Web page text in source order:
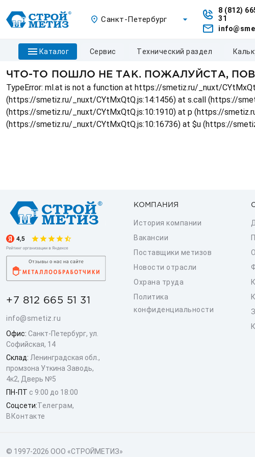
Санкт-Петербург
8 (812)
31
каталог сервис технический раздел
ЧТО-ТО ПОШЛО НЕ ТАК. ПОЖАЛУЙСТА,
TypeError: ml.at is not a function at https://smetiz.ru/_nuxt/
(https://smetiz.ru/_nuxt/CYtMxQtQ.js:14:1456) at s.call (https://
(https://smetiz.ru/_nuxt/CYtMxQtQ.js:10:1910) at p (https://
(https://smetiz.ru/_nuxt/CYtMxQtQ.js:10:16736) at $u (https://
+7 812 665 51 31
info@smetiz.ru
Офис: Санкт-Петербург, ул.
Софийская, 14
Склад: Ленинградская обл.,
промзона Уткина Заводь,
4к2, Дверь №5
ПН-ПТ с 9:00 до 18:00
Соцсети:Телеграм,
ВКонтакте
КОМПАНИЯ
История компании
Вакансии
Поставщики метизов
Новости отрасли
Охрана труда
Политика
конфиденциальности
© 1997-2026 ООО «СТРОЙМЕТИЗ»